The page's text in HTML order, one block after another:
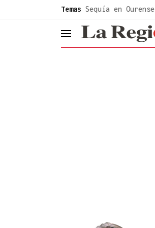
Temas Sequía en Ourense
header.menu.open